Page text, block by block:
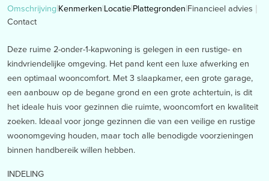
OmschrijvingKenmerken LocatiePlattegronden Financieel advies
Contact
Deze ruime 2-onder-1-kapwoning is gelegen in een rustige- en
kindvriendelijke omgeving. Het pand kent een luxe afwerking en
een optimaal wooncomfort. Met 3 slaapkamer, een grote garage,
een aanbouw op de begane grond en een grote achtertuin, is dit
het ideale huis voor gezinnen die ruimte, wooncomfort en kwaliteit
zoeken. Ideaal voor jonge gezinnen die van een veilige en rustige
woonomgeving houden, maar toch alle benodigde voorzieningen
binnen handbereik willen hebben.
INDELING